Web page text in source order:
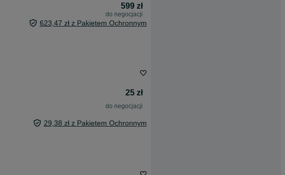
599 zł
do negocjacji
623,47 zł z Pakietem Ochronnym
25 zł
do negocjacji
29,38 zł z Pakietem Ochronnym